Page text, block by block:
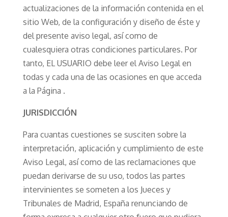
actualizaciones de la información contenida en el
sitio Web, de la configuración y diseño de éste y
del presente aviso legal, así como de
cualesquiera otras condiciones particulares. Por
tanto, EL USUARIO debe leer el Aviso Legal en
todas y cada una de las ocasiones en que acceda
a la Página .
JURISDICCIÓN
Para cuantas cuestiones se susciten sobre la
interpretación, aplicación y cumplimiento de este
Aviso Legal, así como de las reclamaciones que
puedan derivarse de su uso, todos las partes
intervinientes se someten a los Jueces y
Tribunales de Madrid, España renunciando de